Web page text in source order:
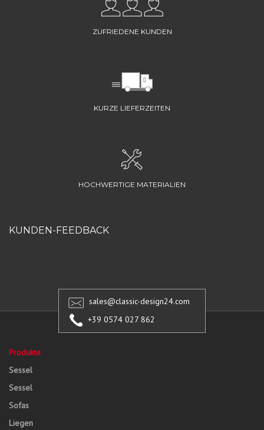
ZUFRIEDENE KUNDEN
KURZE LIEFERZEITEN
HOCHWERTIGE MATERIALIEN
KUNDEN-FEEDBACK
sales@classic-design24.com
+39 0574 027 862
Produkte
Sessel
Sessel
Sofas
Liegen